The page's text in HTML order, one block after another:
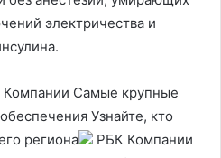
электричества и
Самые крупные
Узнайте, кто
региона
РБК Компании